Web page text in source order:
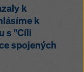
k
k
s "Cíli
spojených